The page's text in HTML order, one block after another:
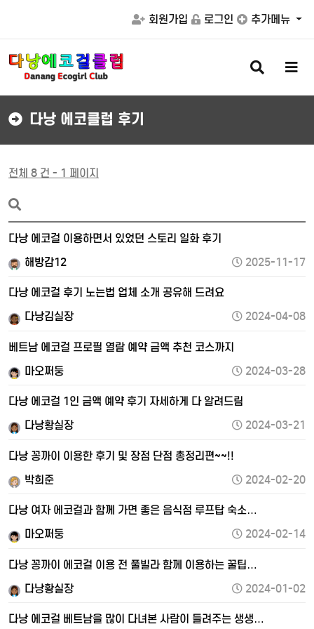
회원가입 로그인 추가메뉴
검
색
버
메
버
다낭 에코클럽 후기
전체 8 건 - 1 페이지
다낭 에코걸 이용하면서 있었던 스토리 일화 후기
해방감12
2025-11-17
다낭 에코걸 후기 노는법 업체 소개 공유해 드려요
다낭김실장
2024-04-08
베트남 에코걸 프로필 열람 예약 금액 추천 코스까지
마오쩌둥
2024-03-28
다낭 에코걸 1인 금액 예약 후기 자세하게 다 알려드림
다낭황실장
2024-03-21
다낭 꽁까이 이용한 후기 및 장점 단점 총정리편~~!!
박희준
2024-02-20
다낭 여자 에코걸과 함께 가면 좋은 음식점 루프탑 숙소…
마오쩌둥
2024-02-14
다낭 꽁까이 에코걸 이용 전 풀빌라 함께 이용하는 꿀팁…
다낭황실장
2024-01-02
다낭 에코걸 베트남을 많이 다녀본 사람이 들려주는 생생…